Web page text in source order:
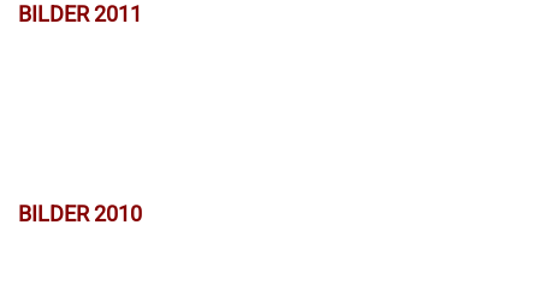
BILDER 2011
BILDER 2010